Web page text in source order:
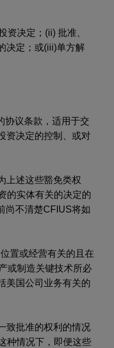
资决定；(ii) 批准、
决定；或(iii)单方解
协议条款，适用于交
资决定的控制、或对
上述这些豁免类权
的实体有关的决定的
尚不清楚CFIUS将如
置或经营有关的且在
或制造关键技术所必
美国公司业务有关的
致批准的权利的情况
种情况下，即便这些